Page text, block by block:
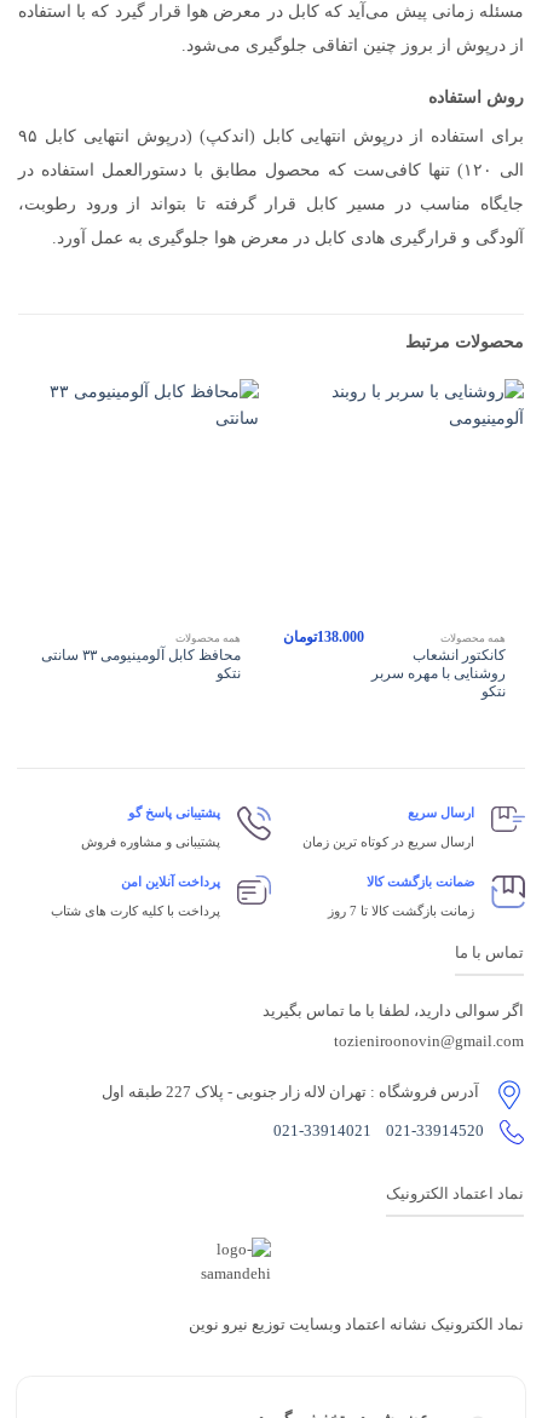
مسئله زمانی پیش می‌آید که کابل در معرض هوا قرار گیرد که با استفاده
از درپوش از بروز چنین اتفاقی جلوگیری می‌شود.
روش استفاده
برای استفاده از درپوش انتهایی کابل (اندکپ) (درپوش انتهایی کابل ۹۵
الی ۱۲۰) تنها کافی‌ست که محصول مطابق با دستورالعمل استفاده در
جایگاه مناسب در مسیر کابل قرار گرفته تا بتواند از ورود رطوبت،
آلودگی و قرارگیری هادی کابل در معرض هوا جلوگیری به عمل آورد.
محصولات مرتبط
همه محصولات
کانکتور انشعاب
روشنایی با مهره سربر
نتکو
138.000تومان همه محصولات
محافظ کابل آلومینیومی ۳۳ سانتی
نتکو
ارسال سریع
ارسال سریع در کوتاه ترین زمان
پشتیبانی پاسخ گو
پشتیبانی و مشاوره فروش
ضمانت بازگشت کالا
زمانت بازگشت کالا تا 7 روز
پرداخت آنلاین امن
پرداخت با کلیه کارت های شتاب
تماس با ما
اگر سوالی دارید، لطفا با ما تماس بگیرید
tozieniroonovin@gmail.com
آدرس فروشگاه : تهران لاله زار جنوبی - پلاک 227 طبقه اول
021-33914520
021-33914021
نماد اعتماد الکترونیک
نماد الکترونیک نشانه اعتماد وبسایت توزیع نیرو نوین